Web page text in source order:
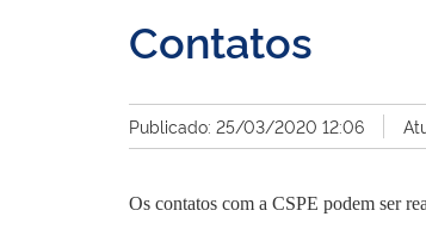
Contatos
Publicado: 25/03/2020 12:06
Os contatos com a CSPE podem ser